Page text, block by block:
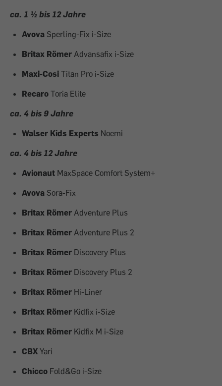
ca. 1 ½ bis 12 Jahre
Avova Sperling-Fix i-Size
Britax Römer Advansafix i-Size
Maxi-Cosi Titan Pro i-Size
Recaro Toria Elite
ca. 4 bis 9 Jahre
Walser Kids Experts Noemi
ca. 4 bis 12 Jahre
Avionaut MaxSpace Comfort System+
Avova Sora-Fix
Britax Römer Adventure Plus
Britax Römer Adventure Plus 2
Britax Römer Discovery Plus
Britax Römer Discovery Plus 2
Britax Römer Hi-Liner
Britax Römer Kidfix i-Size
Britax Römer Kidfix M i-Size
CBX Yari
Chicco Fold&Go i-Size